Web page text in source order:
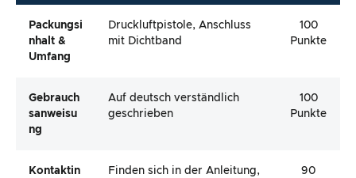
Packungsi
Nhalt &
Umfang
Druckluftpistole, Anschluss
mit Dichtband
100
Punkte
Gebrauch
Sanweisu
Ng
Auf deutsch verständlich
geschrieben
100
Punkte
Kontaktin
Finden sich in der Anleitung,
90